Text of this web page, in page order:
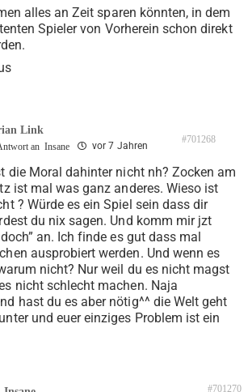
alles an Zeit sparen könnten, in dem
Spieler von Vorherein schon direkt
Link
an Insane vor 7 Jahren
#701268
die Moral dahinter nicht nh? Zocken am
ist mal was ganz anderes. Wieso ist
? Würde es ein Spiel sein dass dir
du nix sagen. Und komm mir jzt
an. Ich finde es gut dass mal
ausprobiert werden. Und wenn es
nicht? Nur weil du es nicht magst
nicht schlecht machen. Naja
hast du es aber nötig^^ die Welt geht
und euer einziges Problem ist ein
#701270